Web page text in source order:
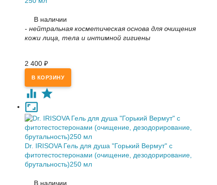
В наличии
- нейтральная косметическая основа для очищения
кожи лица, тела и интимной гигиены
2 400 ₽
Dr. IRISOVA Гель для душа "Горький Вермут" с
фитотестостеронами (очищение, дезодорирование,
брутальность)250 мл
В наличии